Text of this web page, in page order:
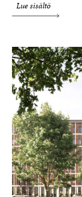
Lue sisältö